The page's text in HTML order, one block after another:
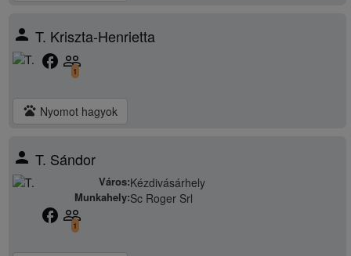
person T. Kriszta-Henrietta
facebook people_outline
1
pets Nyomot hagyok
person T. Sándor
Város:Kézdivásárhely
Munkahely:Sc Roger Srl
facebook people_outline
1